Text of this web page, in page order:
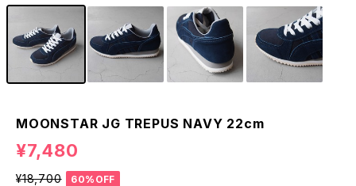
MOONSTAR JG TREPUS NAVY 22cm
¥7,480
¥18,700
60%OFF